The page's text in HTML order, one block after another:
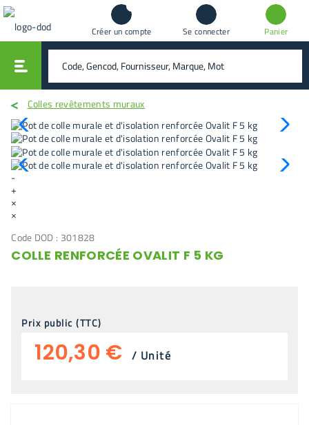
Créer un compte Se connecter Panier
rechercher
Colles revêtements muraux
-
+
×
×
Code DOD : 301828
COLLE RENFORCÉE OVALIT F 5 KG
Prix public (TTC)
120,30 € / Unité